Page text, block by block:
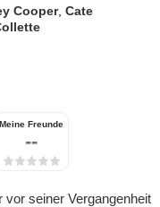
Cooper,Cate
Meine Freunde
--
seiner Vergangenheit